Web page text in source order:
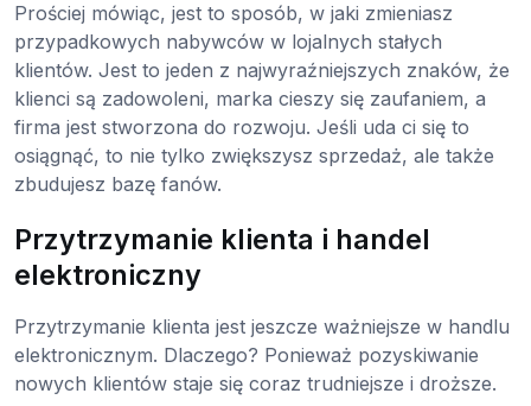
Prościej mówiąc, jest to sposób, w jaki zmieniasz
przypadkowych nabywców w lojalnych stałych
klientów. Jest to jeden z najwyraźniejszych znaków, że
klienci są zadowoleni, marka cieszy się zaufaniem, a
firma jest stworzona do rozwoju. Jeśli uda ci się to
osiągnąć, to nie tylko zwiększysz sprzedaż, ale także
zbudujesz bazę fanów.
Przytrzymanie klienta i handel
elektroniczny
Przytrzymanie klienta jest jeszcze ważniejsze w handlu
elektronicznym. Dlaczego? Ponieważ pozyskiwanie
nowych klientów staje się coraz trudniejsze i droższe.